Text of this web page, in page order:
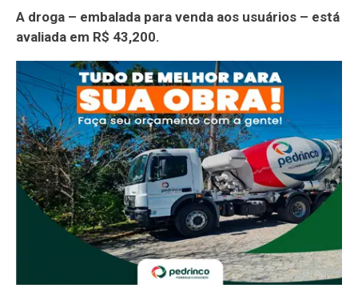
A droga – embalada para venda aos usuários – está
avaliada em R$ 43,200.